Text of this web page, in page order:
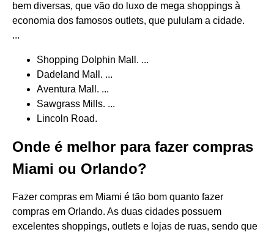
bem diversas, que vão do luxo de mega shoppings à
economia dos famosos outlets, que pululam a cidade.
...
Shopping Dolphin Mall. ...
Dadeland Mall. ...
Aventura Mall. ...
Sawgrass Mills. ...
Lincoln Road.
Onde é melhor para fazer compras
Miami ou Orlando?
Fazer compras em Miami é tão bom quanto fazer
compras em Orlando. As duas cidades possuem
excelentes shoppings, outlets e lojas de ruas, sendo que